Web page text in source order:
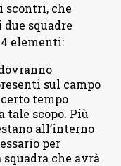
scontri, che
squadre
elementi:
sul campo
tempo
tale scopo. Più
all’interno
per
che avrà